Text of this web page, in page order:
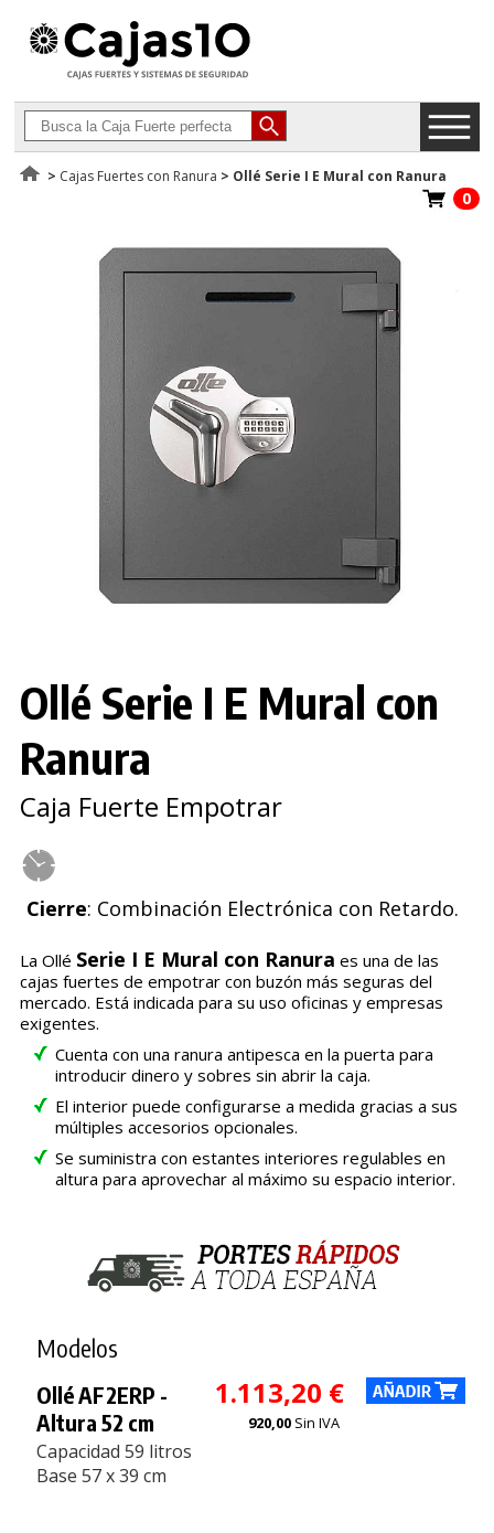
> Cajas Fuertes con Ranura > Ollé Serie I E Mural con Ranura
0
Ollé Serie I E Mural con
Ranura
Caja Fuerte Empotrar
Cierre: Combinación Electrónica con Retardo.
La Ollé Serie I E Mural con Ranura es una de las
cajas fuertes de empotrar con buzón más seguras del
mercado. Está indicada para su uso oficinas y empresas
exigentes.
Cuenta con una ranura antipesca en la puerta para
introducir dinero y sobres sin abrir la caja.
El interior puede configurarse a medida gracias a sus
múltiples accesorios opcionales.
Se suministra con estantes interiores regulables en
altura para aprovechar al máximo su espacio interior.
Modelos
Ollé AF2ERP -
Altura 52 cm
Capacidad 59 litros
Base 57 x 39 cm
1.113,20 €
920,00 Sin IVA